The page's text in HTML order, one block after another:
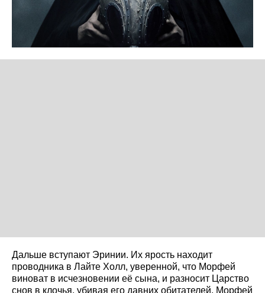
Дальше вступают Эринии. Их ярость находит
проводника в Лайте Холл, уверенной, что Морфей
виноват в исчезновении её сына, и разносит Царство
снов в клочья, убивая его давних обитателей. Морфей